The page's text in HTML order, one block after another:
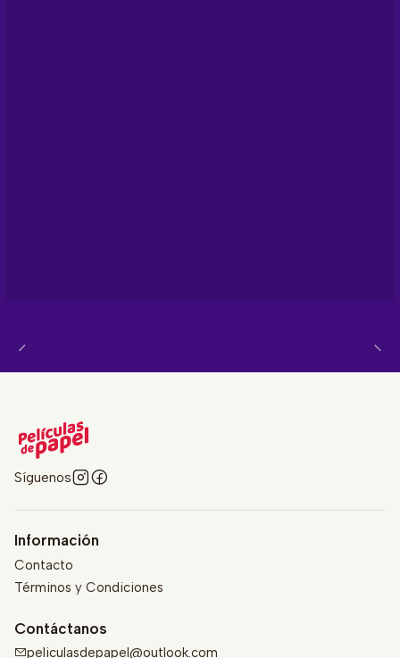
Síguenos
Información
Contacto
Términos y Condiciones
Contáctanos
peliculasdepapel@outlook.com